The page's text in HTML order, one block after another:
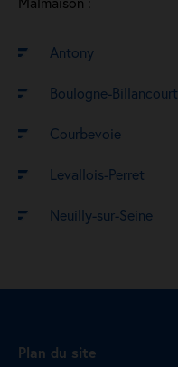
Antony
Boulogne-Billancourt
Courbevoie
Levallois-Perret
Neuilly-sur-Seine
Plan du site